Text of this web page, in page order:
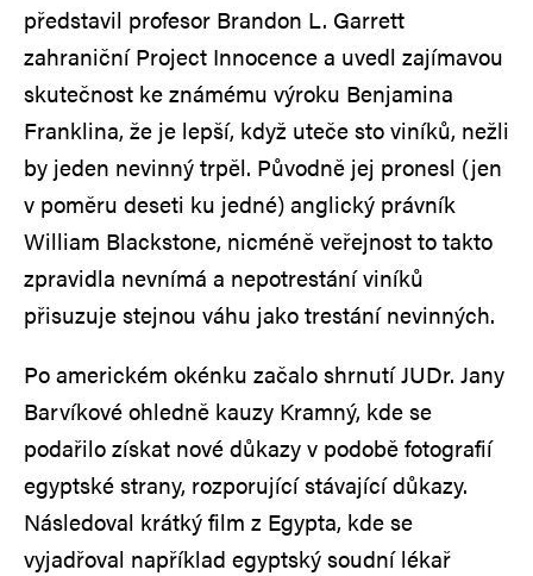
představil profesor Brandon L. Garrett
zahraniční Project Innocence a uvedl zajímavou
skutečnost ke známému výroku Benjamina
Franklina, že je lepší, když uteče sto viníků, nežli
by jeden nevinný trpěl. Původně jej pronesl (jen
v poměru deseti ku jedné) anglický právník
William Blackstone, nicméně veřejnost to takto
zpravidla nevnímá a nepotrestání viníků
přisuzuje stejnou váhu jako trestání nevinných.
Po americkém okénku začalo shrnutí JUDr. Jany
Barvíkové ohledně kauzy Kramný, kde se
podařilo získat nové důkazy v podobě fotografií
egyptské strany, rozporující stávající důkazy.
Následoval krátký film z Egypta, kde se
vyjadřoval například egyptský soudní lékař